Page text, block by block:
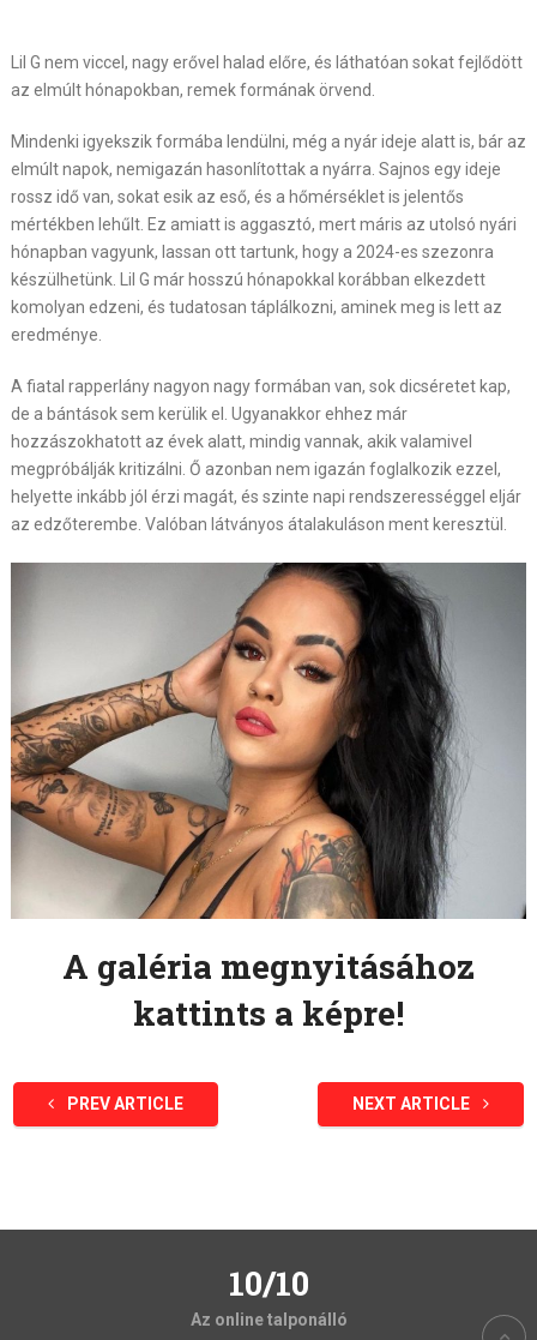
Lil G nem viccel, nagy erővel halad előre, és láthatóan sokat fejlődött
az elmúlt hónapokban, remek formának örvend.
Mindenki igyekszik formába lendülni, még a nyár ideje alatt is, bár az
elmúlt napok, nemigazán hasonlítottak a nyárra. Sajnos egy ideje
rossz idő van, sokat esik az eső, és a hőmérséklet is jelentős
mértékben lehűlt. Ez amiatt is aggasztó, mert máris az utolsó nyári
hónapban vagyunk, lassan ott tartunk, hogy a 2024-es szezonra
készülhetünk. Lil G már hosszú hónapokkal korábban elkezdett
komolyan edzeni, és tudatosan táplálkozni, aminek meg is lett az
eredménye.
A fiatal rapperlány nagyon nagy formában van, sok dicséretet kap,
de a bántások sem kerülik el. Ugyanakkor ehhez már
hozzászokhatott az évek alatt, mindig vannak, akik valamivel
megpróbálják kritizálni. Ő azonban nem igazán foglalkozik ezzel,
helyette inkább jól érzi magát, és szinte napi rendszerességgel eljár
az edzőterembe. Valóban látványos átalakuláson ment keresztül.
A galéria megnyitásához
kattints a képre!
PREV ARTICLE NEXT ARTICLE
10/10
Az online talponálló